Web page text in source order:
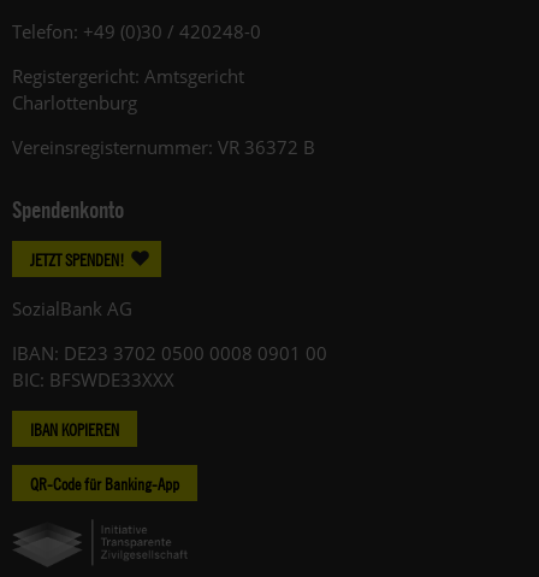
Telefon: +49 (0)30 / 420248-0
Registergericht: Amtsgericht
Charlottenburg
Vereinsregisternummer: VR 36372 B
Spendenkonto
JETZT SPENDEN!
SozialBank AG
IBAN: DE23 3702 0500 0008 0901 00
BIC: BFSWDE33XXX
IBAN KOPIEREN
QR-Code für Banking-App